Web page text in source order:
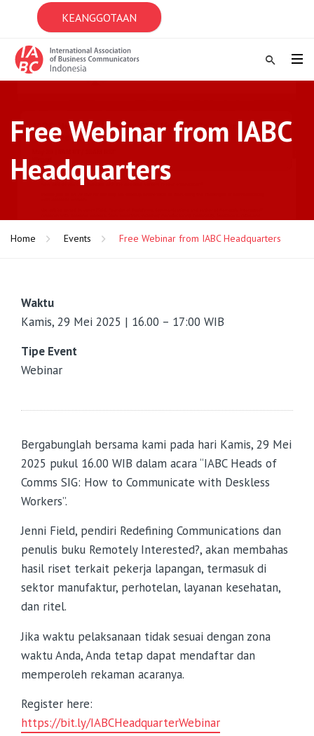
KEANGGOTAAN
Free Webinar from IABC
Headquarters
Home Events Free Webinar from IABC Headquarters
Waktu
Kamis, 29 Mei 2025 | 16.00 – 17:00 WIB
Tipe Event
Webinar
Bergabunglah bersama kami pada hari Kamis, 29 Mei
2025 pukul 16.00 WIB dalam acara “IABC Heads of
Comms SIG: How to Communicate with Deskless
Workers”.
Jenni Field, pendiri Redefining Communications dan
penulis buku Remotely Interested?, akan membahas
hasil riset terkait pekerja lapangan, termasuk di
sektor manufaktur, perhotelan, layanan kesehatan,
dan ritel.
Jika waktu pelaksanaan tidak sesuai dengan zona
waktu Anda, Anda tetap dapat mendaftar dan
memperoleh rekaman acaranya.
Register here:
https://bit.ly/IABCHeadquarterWebinar